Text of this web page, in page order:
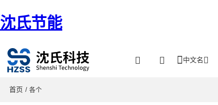
沈氏节能
中文名
首页 / 各个